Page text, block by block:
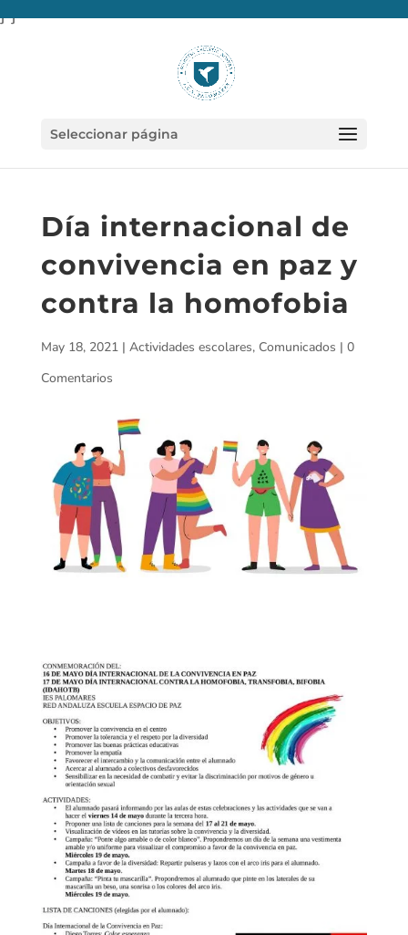
} }
Seleccionar página
Día internacional de
convivencia en paz y
contra la homofobia
May 18, 2021| Actividades escolares, Comunicados | 0
Comentarios